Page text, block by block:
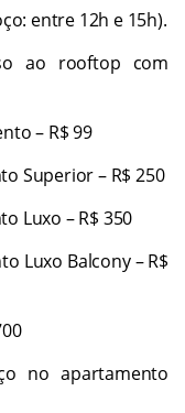
entre 12h e 15h).
ao rooftop com
– R$ 99
Superior – R$ 250
Luxo – R$ 350
Luxo Balcony – R$
no apartamento